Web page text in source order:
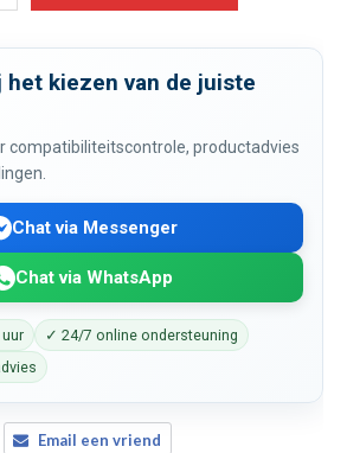
het kiezen van de juiste
compatibiliteitscontrole, productadvies
Chat via Messenger
Chat via WhatsApp
✓ 24/7 online ondersteuning
Email een vriend